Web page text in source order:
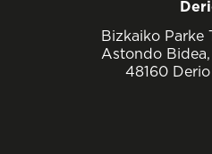
Bizkaiko Parke
Astondo
48160